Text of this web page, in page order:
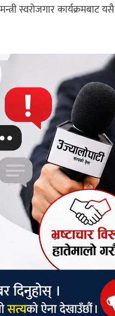
स्वरोजगार कार्यक्रमबाट यसै